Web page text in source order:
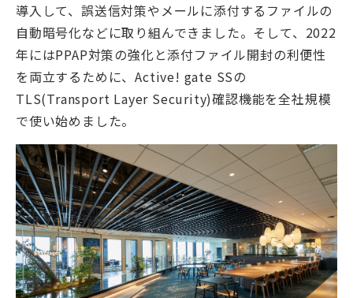
導入して、誤送信対策やメールに添付するファイルの
自動暗号化などに取り組んできました。そして、2022
年にはPPAP対策の強化と添付ファイル開封の利便性
を両立するために、Active! gate SSの
TLS(Transport Layer Security)確認機能を全社規模
で使い始めました。